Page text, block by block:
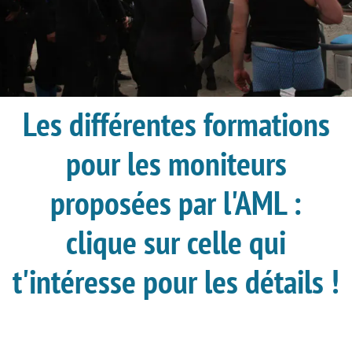
Les différentes formations
pour les moniteurs
proposées par l'AML :
clique sur celle qui
t'intéresse pour les détails !